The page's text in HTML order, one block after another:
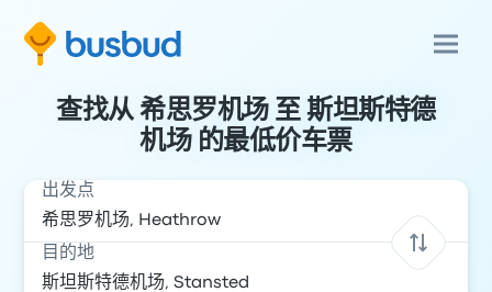
查找从 希思罗机场 至 斯坦斯特德
机场 的最低价车票
出发点
目的地